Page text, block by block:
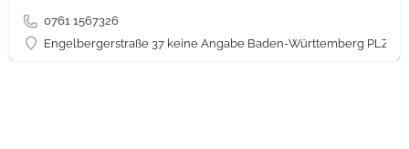
0761 1567326
Engelbergerstraße 37 keine Angabe Baden-Württemberg PLZ